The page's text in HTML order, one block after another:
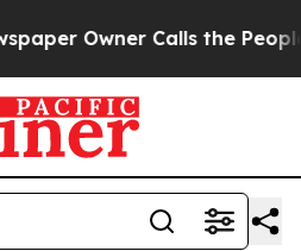
Calls the People